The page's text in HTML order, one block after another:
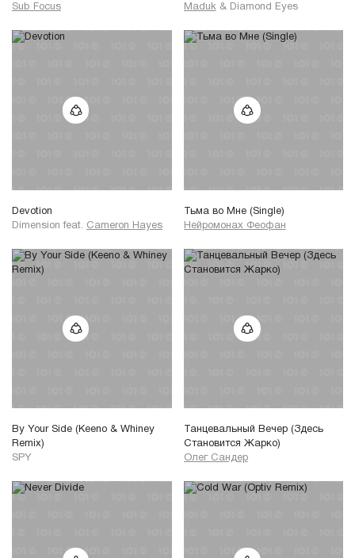
Sub Focus
Maduk & Diamond Eyes
Devotion
Dimension feat. Cameron Hayes
Тьма во Мне (Single)
Нейромонах Феофан
By Your Side (Keeno & Whiney
Remix)
SPY
Танцевальный Вечер (Здесь
Становится Жарко)
Олег Сандер